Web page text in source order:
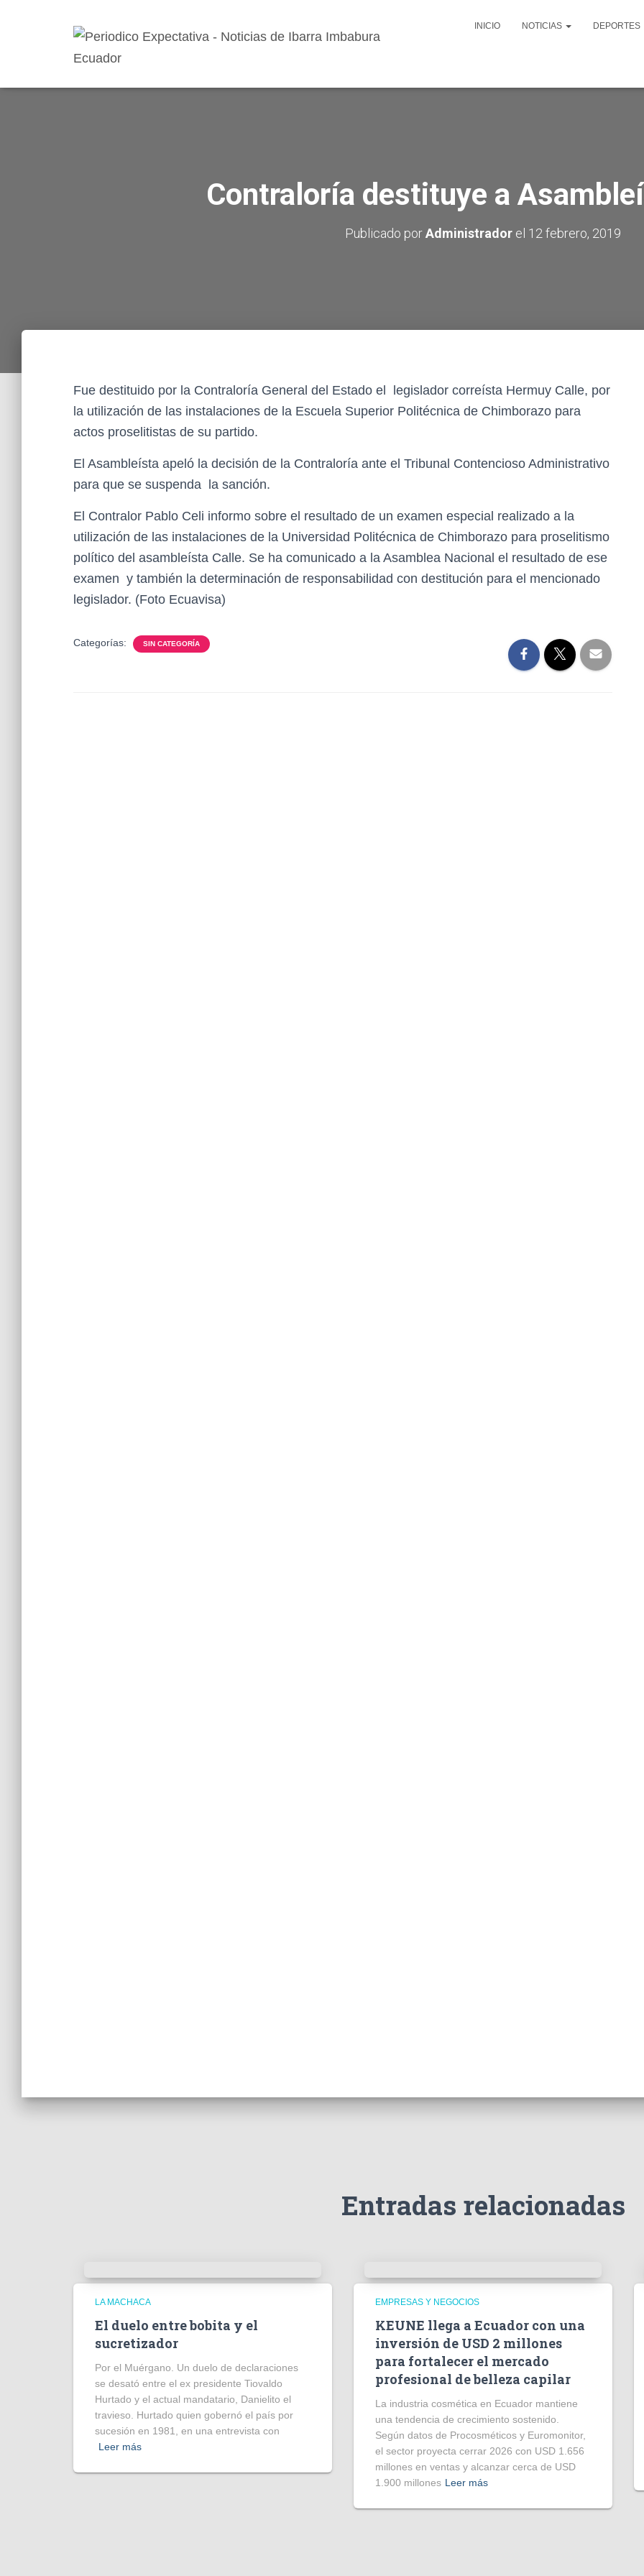
INICIO NOTICIAS DEPORTES
Contraloría destituye a
Publicado porAdministrador el 12 febrero, 2019
Fue destituido por la Contraloría General del Estado el legislador correísta Hermuy Calle, por
la utilización de las instalaciones de la Escuela Superior Politécnica de Chimborazo para
actos proselitistas de su partido.
El Asambleísta apeló la decisión de la Contraloría ante el Tribunal Contencioso Administrativo
para que se suspenda la sanción.
El Contralor Pablo Celi informo sobre el resultado de un examen especial realizado a la
utilización de las instalaciones de la Universidad Politécnica de Chimborazo para proselitismo
político del asambleísta Calle. Se ha comunicado a la Asamblea Nacional el resultado de ese
examen y también la determinación de responsabilidad con destitución para el mencionado
legislador. (Foto Ecuavisa)
Categorías: SIN CATEGORÍA
Entradas relacionadas
LA MACHACA
El duelo entre bobita y el
sucretizador
Por el Muérgano. Un duelo de declaraciones
se desató entre el ex presidente Tiovaldo
Hurtado y el actual mandatario, Danielito el
travieso. Hurtado quien gobernó el país por
sucesión en 1981, en una entrevista con
Leer más
EMPRESAS Y NEGOCIOS
KEUNE llega a Ecuador con una
inversión de USD 2 millones
para fortalecer el mercado
profesional de belleza capilar
La industria cosmética en Ecuador mantiene
una tendencia de crecimiento sostenido.
Según datos de Procosméticos y Euromonitor,
el sector proyecta cerrar 2026 con USD 1.656
millones en ventas y alcanzar cerca de USD
1.900 millones Leer más